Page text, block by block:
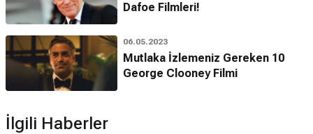
Dafoe Filmleri!
06.05.2023
Mutlaka İzlemeniz Gereken 10
George Clooney Filmi
İlgili Haberler